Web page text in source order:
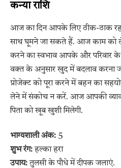
कन्या राशि
आज का दिन आपके लिए ठीक-ठाक
साथ घूमने जा सकते हैं. आज काम को
करने का स्वभाव आपके और परिवार
वक्त के अनुसार खुद में बदलाव करना
प्रोजेक्ट को पूरा करने में बहन का
लेने में संकोच न करें. आज आपकी
पिता को खूब खुशी मिलेगी.
भाग्यशाली अंक: 5
शुभ रंग:हल्का हरा
उपाय:तुलसी के पौधे में दीपक जलाएं.